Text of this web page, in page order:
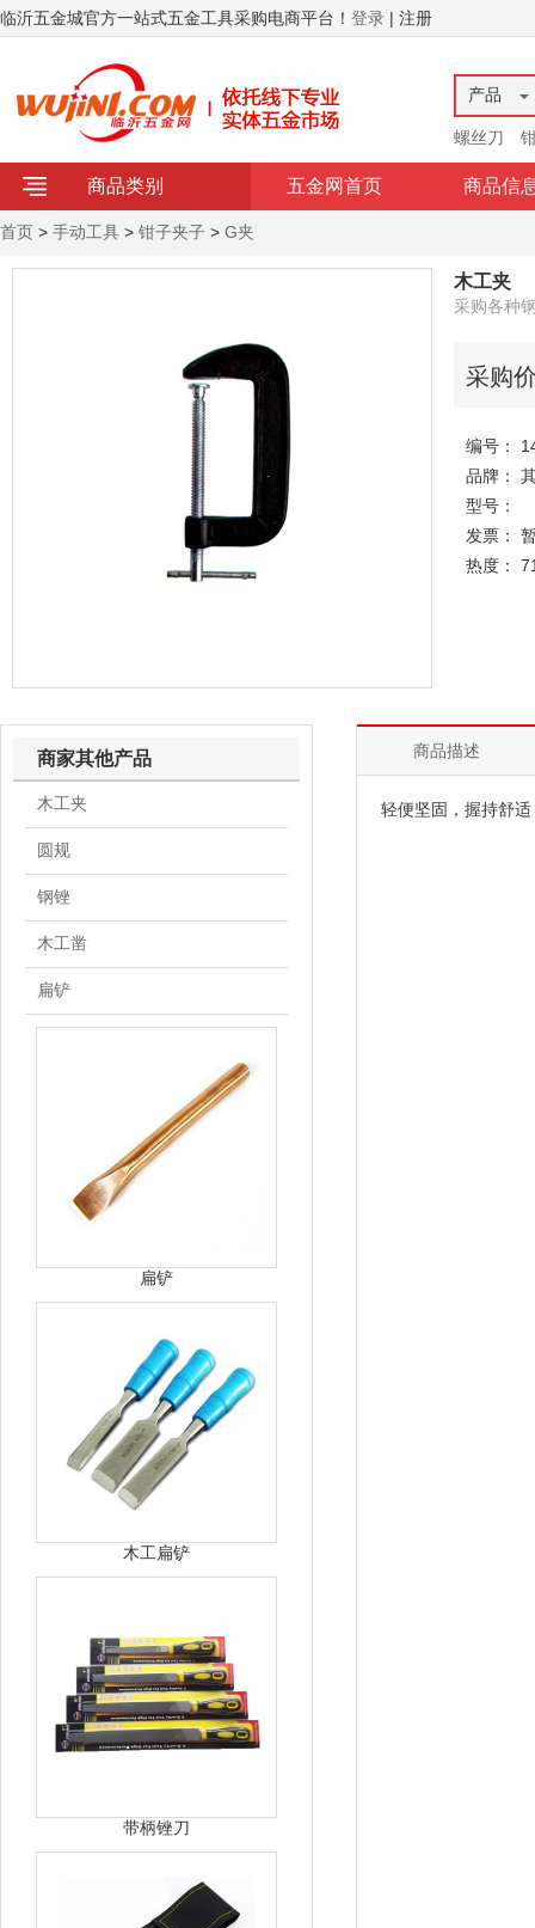
临沂五金城官方一站式五金工具采购电商平台！ 登录 | 注册
产品
螺丝刀
商品类别 五金网首页 商品信
首页 > 手动工具 > 钳子夹子 > G夹
木工夹
采购各种
采购
编号：
品牌：
型号：
发票：
热度：
商品描述
轻便坚固，握持舒适
商家其他产品
木工夹
圆规
钢锉
木工凿
扁铲
扁铲
木工扁铲
带柄锉刀